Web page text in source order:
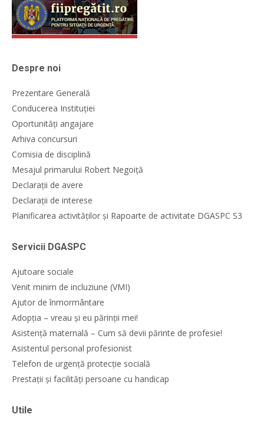
Despre noi
Prezentare Generală
Conducerea Instituției
Oportunități angajare
Arhiva concursuri
Comisia de disciplină
Mesajul primarului Robert Negoiță
Declarații de avere
Declarații de interese
Planificarea activităților și Rapoarte de activitate DGASPC S3
Servicii DGASPC
Ajutoare sociale
Venit minim de incluziune (VMI)
Ajutor de înmormântare
Adopția – vreau și eu părinții mei!
Asistență maternală – Cum să devii părinte de profesie!
Asistentul personal profesionist
Telefon de urgență protecție socială
Prestații și facilități persoane cu handicap
Utile